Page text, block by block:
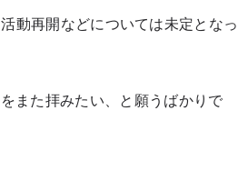
動再開などについては未定となっ
また拝みたい、と願うばかりで